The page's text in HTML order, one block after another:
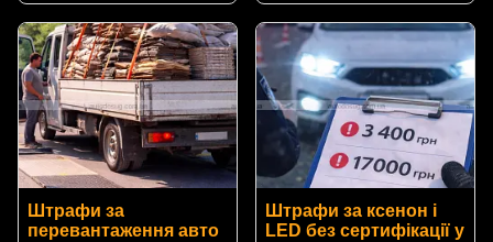
Штрафи за
перевантаження авто
Штрафи за ксенон і
LED без сертифікації у